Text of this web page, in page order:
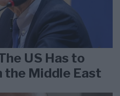
US Has to
Middle East